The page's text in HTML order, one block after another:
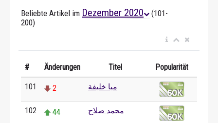
Beliebte Artikel im Dezember 2020
(101-
200)
# Änderungen Titel Popularität
101 2 ميا خليفة
102 44 محمد صلاح